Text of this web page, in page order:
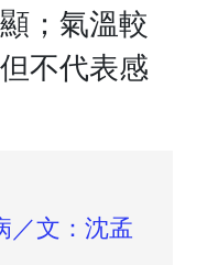
；氣溫較
不代表感
／文：沈孟